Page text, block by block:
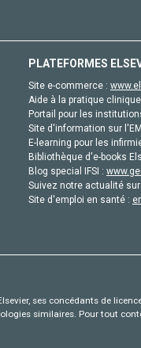
PLATEFORMES
Site e-commerce :
Aide à la pratique
Portail pour les
Site d'information sur
E-learning pour les
Bibliothèque d'e-books
Blog special IFSI :
Suivez notre actualité
Site d'emploi en santé :
ses concédants de
similaires. Pour tout